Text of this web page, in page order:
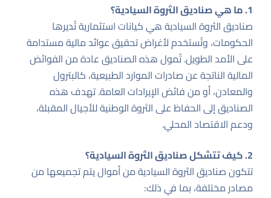
1. ما هي صناديق الثروة السيادية؟
صناديق الثروة السيادية هي كيانات استثمارية تُديرها
الحكومات، وتُستخدم لأغراض تحقيق عوائد مالية مستدامة
على الأمد الطويل. تُمول هذه الصناديق عادة من الفوائض
المالية الناتجة عن صادرات الموارد الطبيعية، كالبترول
والمعادن، أو من فائض الإيرادات العامة. تهدف هذه
الصناديق إلى الحفاظ على الثروة الوطنية للأجيال المقبلة،
ودعم الاقتصاد المحلي.
2. كيف تتشكل صناديق الثروة السيادية؟
تتكون صناديق الثروة السيادية من أموال يتم تجميعها من
مصادر مختلفة، بما في ذلك: